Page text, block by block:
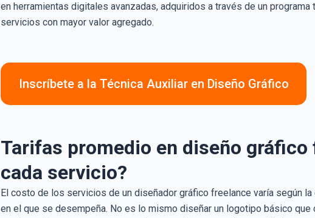
en herramientas digitales avanzadas, adquiridos a través de un
servicios con mayor valor agregado.
Inscríbete a la Técnica Auxiliar en Diseño Gráfico
Tarifas promedio en diseño
cada servicio?
El costo de los servicios de un diseñador gráfico freelance varía según
en el que se desempeña. No es lo mismo diseñar un logotipo básico